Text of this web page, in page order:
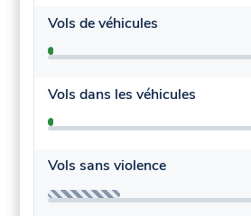
Vols de véhicules
Vols dans les véhicules
Vols sans violence